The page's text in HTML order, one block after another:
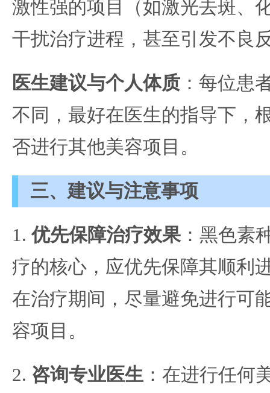
激性强的项目（如激光去斑、
干扰治疗进程，甚至引发不良
医生建议与个人体质 ：每位患
不同，最好在医生的指导下，
否进行其他美容项目。
三、建议与注意事项
1.优先保障治疗效果：黑色素
疗的核心，应优先保障其顺利
在治疗期间，尽量避免进行可
容项目。
2. 咨询专业医生 ：在进行任何